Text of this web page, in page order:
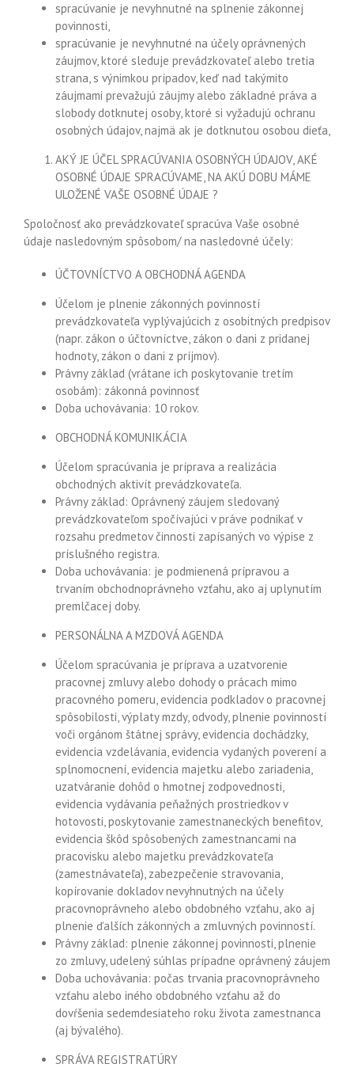
spracúvanie je nevyhnutné na splnenie zákonnej
povinnosti,
spracúvanie je nevyhnutné na účely oprávnených
záujmov, ktoré sleduje prevádzkovateľ alebo tretia
strana, s výnimkou prípadov, keď nad takýmito
záujmami prevažujú záujmy alebo základné práva a
slobody dotknutej osoby, ktoré si vyžadujú ochranu
osobných údajov, najmä ak je dotknutou osobou dieťa,
AKÝ JE ÚČEL SPRACÚVANIA OSOBNÝCH ÚDAJOV, AKÉ
OSOBNÉ ÚDAJE SPRACÚVAME, NA AKÚ DOBU MÁME
ULOŽENÉ VAŠE OSOBNÉ ÚDAJE ?
Spoločnosť ako prevádzkovateľ spracúva Vaše osobné
údaje nasledovným spôsobom/ na nasledovné účely:
ÚČTOVNÍCTVO A OBCHODNÁ AGENDA
Účelom je plnenie zákonných povinností
prevádzkovateľa vyplývajúcich z osobitných predpisov
(napr. zákon o účtovníctve, zákon o dani z pridanej
hodnoty, zákon o dani z príjmov).
Právny základ (vrátane ich poskytovanie tretím
osobám): zákonná povinnosť
Doba uchovávania: 10 rokov.
OBCHODNÁ KOMUNIKÁCIA
Účelom spracúvania je príprava a realizácia
obchodných aktivít prevádzkovateľa.
Právny základ: Oprávnený záujem sledovaný
prevádzkovateľom spočívajúci v práve podnikať v
rozsahu predmetov činnosti zapísaných vo výpise z
príslušného registra.
Doba uchovávania: je podmienená prípravou a
trvaním obchodnoprávneho vzťahu, ako aj uplynutím
premlčacej doby.
PERSONÁLNA A MZDOVÁ AGENDA
Účelom spracúvania je príprava a uzatvorenie
pracovnej zmluvy alebo dohody o prácach mimo
pracovného pomeru, evidencia podkladov o pracovnej
spôsobilosti, výplaty mzdy, odvody, plnenie povinností
voči orgánom štátnej správy, evidencia dochádzky,
evidencia vzdelávania, evidencia vydaných poverení a
splnomocnení, evidencia majetku alebo zariadenia,
uzatváranie dohôd o hmotnej zodpovednosti,
evidencia vydávania peňažných prostriedkov v
hotovosti, poskytovanie zamestnaneckých benefitov,
evidencia škôd spôsobených zamestnancami na
pracovisku alebo majetku prevádzkovateľa
(zamestnávateľa), zabezpečenie stravovania,
kopírovanie dokladov nevyhnutných na účely
pracovnoprávneho alebo obdobného vzťahu, ako aj
plnenie ďalších zákonných a zmluvných povinností.
Právny základ: plnenie zákonnej povinnosti, plnenie
zo zmluvy, udelený súhlas prípadne oprávnený záujem
Doba uchovávania: počas trvania pracovnoprávneho
vzťahu alebo iného obdobného vzťahu až do
dovŕšenia sedemdesiateho roku života zamestnanca
(aj bývalého).
SPRÁVA REGISTRATÚRY